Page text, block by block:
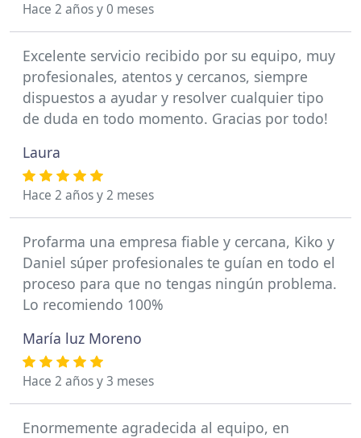
Hace 2 años y 0 meses
Excelente servicio recibido por su equipo, muy
profesionales, atentos y cercanos, siempre
dispuestos a ayudar y resolver cualquier tipo
de duda en todo momento. Gracias por todo!
Laura
Hace 2 años y 2 meses
Profarma una empresa fiable y cercana, Kiko y
Daniel súper profesionales te guían en todo el
proceso para que no tengas ningún problema.
Lo recomiendo 100%
María luz Moreno
Hace 2 años y 3 meses
Enormemente agradecida al equipo, en